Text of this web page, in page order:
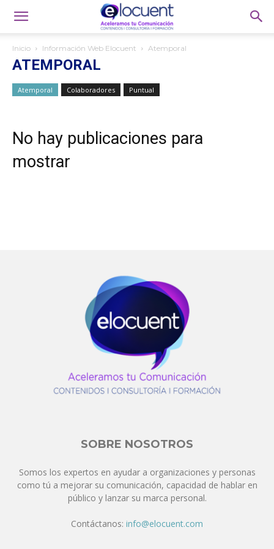
Inicio Información Web Elocuent Atemporal
ATEMPORAL
Atemporal Colaboradores Puntual
No hay publicaciones para
mostrar
SOBRE NOSOTROS
Somos los expertos en ayudar a organizaciones y personas
como tú a mejorar su comunicación, capacidad de hablar en
público y lanzar su marca personal.
Contáctanos: info@elocuent.com